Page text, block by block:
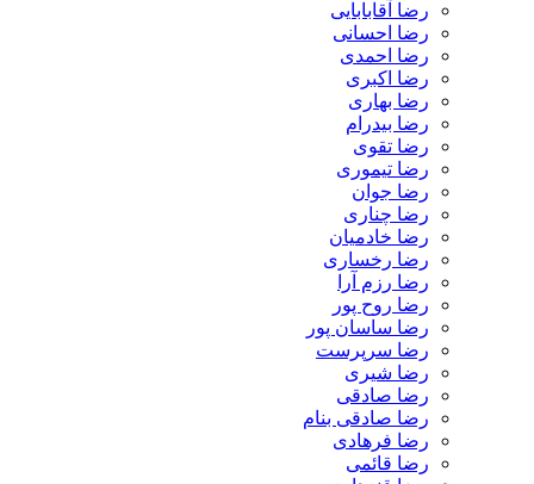
رضا آقابابایی
رضا احسانی
رضا احمدی
رضا اکبری
رضا بهاری
رضا بیدرام
رضا تقوی
رضا تیموری
رضا جوان
رضا چناری
رضا خادمیان
رضا رخساری
رضا رزم آرا
رضا روح پور
رضا ساسان پور
رضا سرپرست
رضا شیری
رضا صادقی
رضا صادقی بنام
رضا فرهادی
رضا قائمی